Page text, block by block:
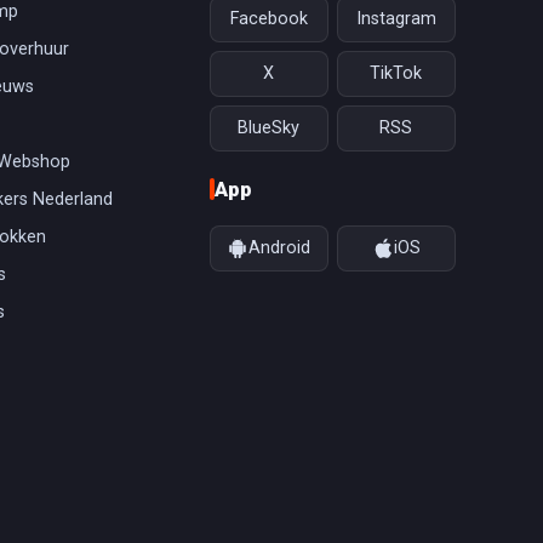
Nederland
Facebook Instagram
X TikTok
BlueSky RSS
App
Android iOS